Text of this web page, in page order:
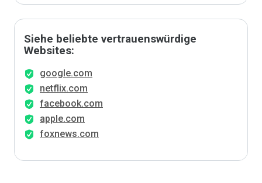
Siehe beliebte vertrauenswürdige
Websites:
google.com
netflix.com
facebook.com
apple.com
foxnews.com